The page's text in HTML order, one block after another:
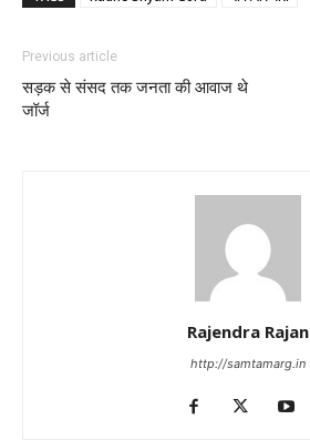
Previous article
सड़क से संसद तक जनता की आवाज थे
जॉर्ज
Rajendra Rajan
http://samtamarg.in